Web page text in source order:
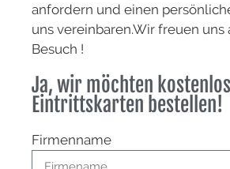
anfordern und einen
uns vereinbaren.Wir freuen uns
Besuch !
Ja, wir möchten
Eintrittskarten bestellen!
Firmenname